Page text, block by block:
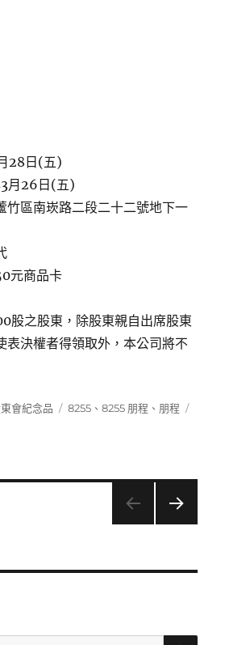
28日(五)
3月26日(五)
竹區南崁路二段二十二號地下一
元商品卡
股之股東，除股東親自出席股東
表決權者得領取外，本公司將不
會紀念品
標
8255 、8255 朋程 、 朋程
搜